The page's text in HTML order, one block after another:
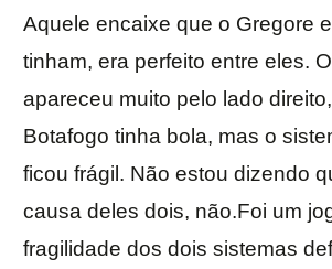
Aquele encaixe que o Gregore
tinham, era perfeito entre eles.
apareceu muito pelo lado
Botafogo tinha bola, mas o
ficou frágil. Não estou dizendo
causa deles dois, não.Foi um
fragilidade dos dois sistemas